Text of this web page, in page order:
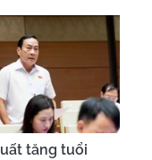
tăng tuổi